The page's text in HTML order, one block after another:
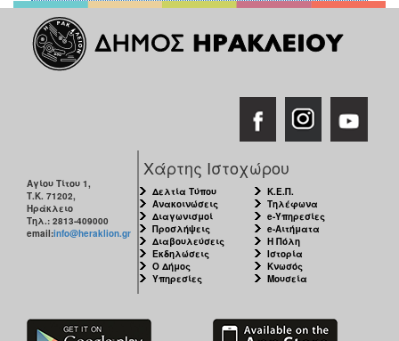
Αγίου Τίτου 1,
Τ.Κ. 71202,
Ηράκλειο
Τηλ.: 2813-409000
email:info@heraklion.gr
Χάρτης Ιστοχώρου
Δελτία Τύπου
Ανακοινώσεις
Διαγωνισμοί
Προσλήψεις
Διαβουλεύσεις
Εκδηλώσεις
Ο Δήμος
Υπηρεσίες
Κ.Ε.Π.
Τηλέφωνα
e-Υπηρεσίες
e-Αιτήματα
Η Πόλη
Ιστορία
Κνωσός
Μουσεία